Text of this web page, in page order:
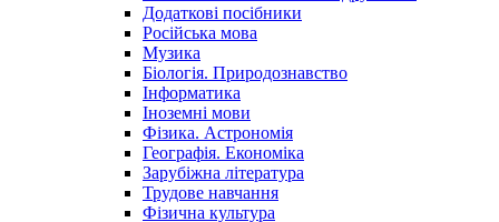
Додаткові посібники
Російська мова
Музика
Біологія. Природознавство
Інформатика
Іноземні мови
Фізика. Астрономія
Географія. Економіка
Зарубіжна література
Трудове навчання
Фізична культура